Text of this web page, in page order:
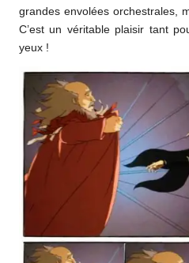
grandes envolées orchestrales,
C’est un véritable plaisir tant
yeux !